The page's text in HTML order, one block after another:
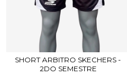
SHORT ARBITRO SKECHERS -
2DO SEMESTRE